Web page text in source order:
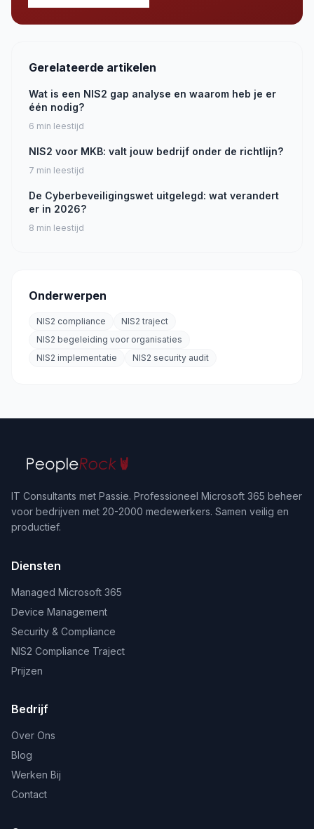
Gerelateerde artikelen
Wat is een NIS2 gap analyse en waarom heb je er
één nodig?
6 min leestijd
NIS2 voor MKB: valt jouw bedrijf onder de richtlijn?
7 min leestijd
De Cyberbeveiligingswet uitgelegd: wat verandert
er in 2026?
8 min leestijd
Onderwerpen
NIS2 compliance
NIS2 traject
NIS2 begeleiding voor organisaties
NIS2 implementatie
NIS2 security audit
IT Consultants met Passie. Professioneel Microsoft 365 beheer
voor bedrijven met 20-2000 medewerkers. Samen veilig en
productief.
Diensten
Managed Microsoft 365
Device Management
Security & Compliance
NIS2 Compliance Traject
Prijzen
Bedrijf
Over Ons
Blog
Werken Bij
Contact